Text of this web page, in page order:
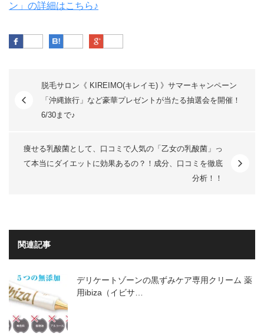
ン」の詳細はこちら♪
Facebook はてなブックマーク
脱毛サロン《 KIREIMO(キレイモ) 》サマーキャンペーン
「沖縄旅行」など豪華プレゼントが当たる抽選会を開催！
6/30まで♪
痩せる乳酸菌として、口コミで人気の「乙女の乳酸菌」っ
て本当にダイエットに効果あるの？！成分、口コミを徹底
分析！！
関連記事
デリケートゾーンの黒ずみケア専用クリーム 薬
用ibiza（イビサ…